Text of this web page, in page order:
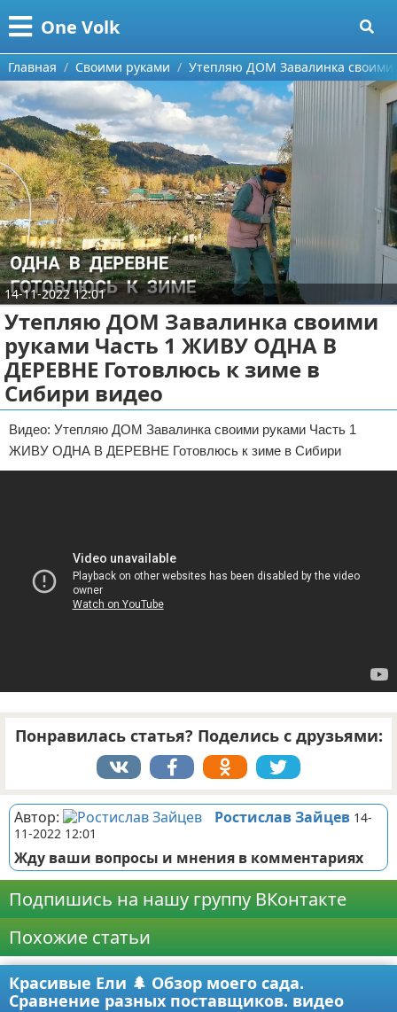
One Volk
Меню
Главная
Категории
Видео приколы
Видео про игры
Видео про автомобили
Ремонт автомобиля
Видео про путешествия
Тест-драйв
aliexpress
ebay
Своими руками
Поиск
О проекте
Контакты
Сотрудничество
Размещение рекламы
Для правообладателей
Условия предоставления информации
Отказ от ответственности
Главная Своими руками Утепляю ДОМ Завалинка
14-11-2022 12:01
Утепляю ДОМ Завалинка своими
руками Часть 1 ЖИВУ ОДНА В
ДЕРЕВНЕ Готовлюсь к зиме в
Сибири видео
Видео: Утепляю ДОМ Завалинка своими руками Часть 1
ЖИВУ ОДНА В ДЕРЕВНЕ Готовлюсь к зиме в Сибири
Понравилась статья? Поделись с друзьями:
Автор: Ростислав Зайцев 14-
11-2022 12:01
Жду ваши вопросы и мнения в комментариях
Подпишись на нашу группу ВКонтакте
Похожие статьи
Красивые Ели 🌲 Обзор моего сада.
Сравнение разных поставщиков. видео